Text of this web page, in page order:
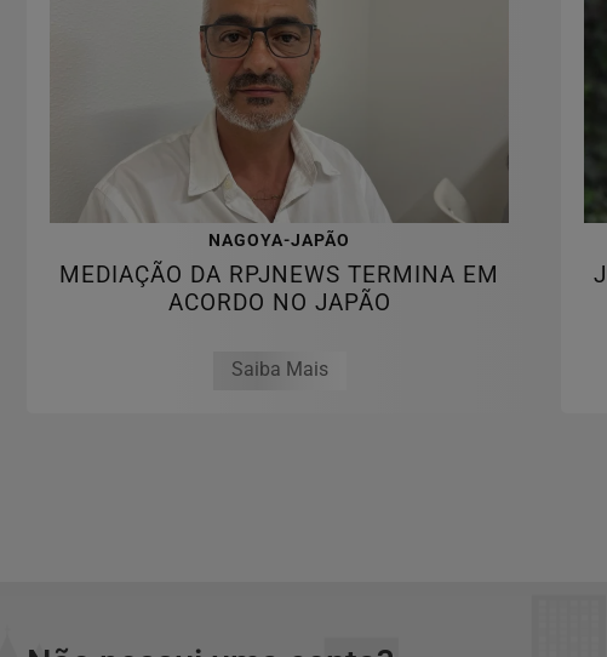
NAGOYA-JAPÃO
MEDIAÇÃO DA RPJNEWS TERMINA EM
ACORDO NO JAPÃO
Saiba Mais